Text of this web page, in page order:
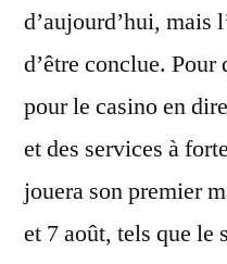
d’aujourd’hui, mais
d’être conclue. Pour
pour le casino en
et des services à
jouera son premier
et 7 août, tels que le